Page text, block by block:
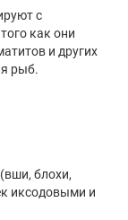
с
как они
и других
рыб.
блохи,
иксодовыми и